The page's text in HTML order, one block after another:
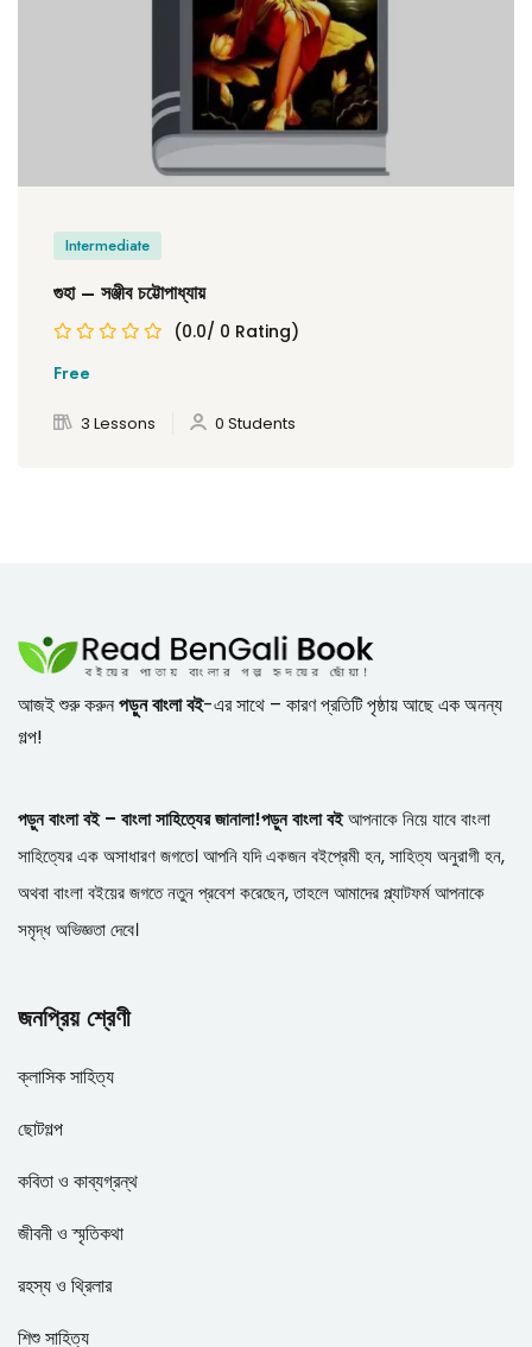
Intermediate
গুহা – সঞ্জীব চট্টোপাধ্যায়
(0.0/ 0 Rating)
Free
3 Lessons 0 Students
আজই শুরু করুনপড়ুন বাংলা বই-এর সাথে – কারণ প্রতিটি পৃষ্ঠায় আছে এক অনন্য
গল্প!
পড়ুন বাংলা বই – বাংলা সাহিত্যের জানালা!পড়ুন বাংলা বইআপনাকে নিয়ে যাবে বাংলা
সাহিত্যের এক অসাধারণ জগতে। আপনি যদি একজন বইপ্রেমী হন, সাহিত্য অনুরাগী হন,
অথবা বাংলা বইয়ের জগতে নতুন প্রবেশ করেছেন, তাহলে আমাদের প্ল্যাটফর্ম আপনাকে
সমৃদ্ধ অভিজ্ঞতা দেবে।
জনপ্রিয় শ্রেণী
ক্লাসিক সাহিত্য
ছোটগল্প
কবিতা ও কাব্যগ্রন্থ
জীবনী ও স্মৃতিকথা
রহস্য ও থ্রিলার
শিশু সাহিত্য